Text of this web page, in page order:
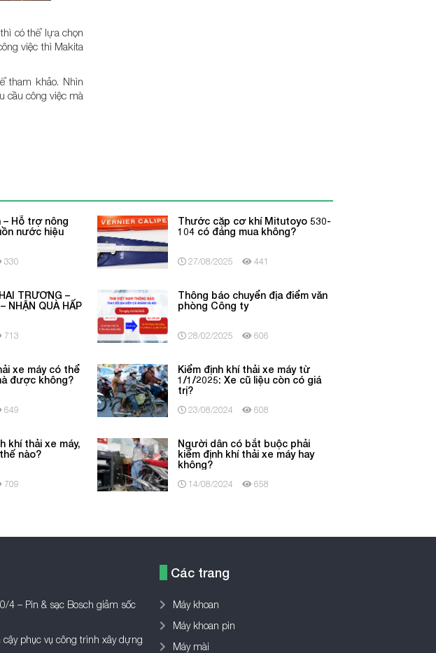
có thể lựa chọn
việc thì Makita
tham khảo. Nhìn
cầu công việc mà
– Hỗ trợ nông
nước hiệu
330
Thước cặp cơ khí Mitutoyo 530-
104 có đáng mua không?
27/08/2025 441
TRƯƠNG –
NHẬN QUÀ HẤP
713
Thông báo chuyển địa điểm văn
phòng Công ty
28/02/2025 606
xe máy có thể
được không?
649
Kiểm định khí thải xe máy từ
1/1/2025: Xe cũ liệu còn có giá
trị?
23/08/2024 608
khí thải xe máy,
nào?
709
Người dân có bắt buộc phải
kiểm định khí thải xe máy hay
không?
14/08/2024 658
– Pin & sạc Bosch giảm sốc
phục vụ công trình xây dựng
Các trang
Máy khoan
Máy khoan pin
Máy mài